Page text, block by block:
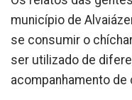
município de
se consumir o
ser utilizado de
acompanhamento